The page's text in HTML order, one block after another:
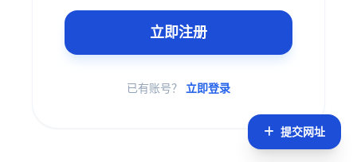
提交网址
立即注册
已有账号？ 立即登录